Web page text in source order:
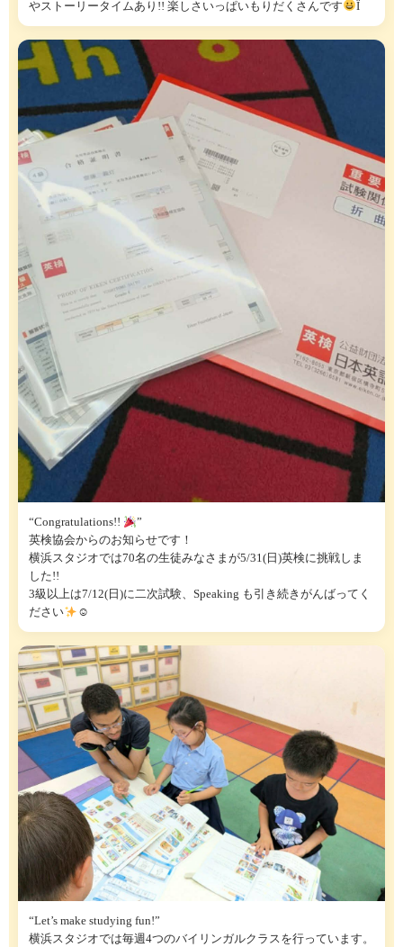
やストーリータイムあり!! 楽しさいっぱいもりだくさんです Ï
“Congratulations!!
”
英検協会からのお知らせです！
横浜スタジオでは70名の生徒みなさまが5/31(日)英検に挑戦しま
した!!
3級以上は7/12(日)に二次試験、Speaking も引き続きがんばってく
ださい
☺
“Let’s make studying fun!”
横浜スタジオでは毎週4つのバイリンガルクラスを行っています。